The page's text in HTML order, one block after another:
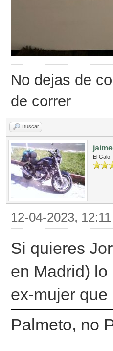
No dejas de
de correr
Buscar
El Galo
12-04-2023,
Si quieres
en Madrid)
ex-mujer
Palmeto, no